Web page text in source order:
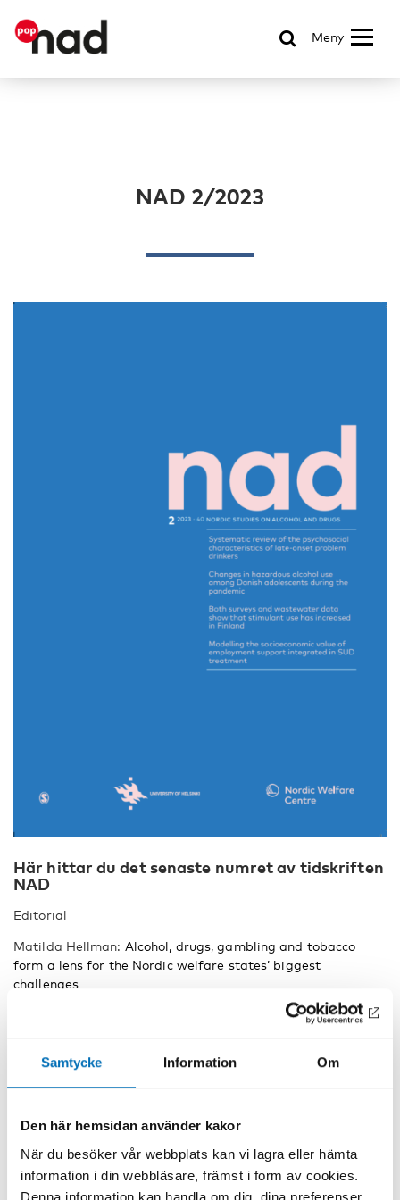
Samtycke Information Om
Den här hemsidan använder kakor
När du besöker vår webbplats kan vi lagra eller hämta
information i din webbläsare, främst i form av cookies.
Denna information kan handla om dig, dina preferenser
Meny
NAD 2/2023
Här hittar du det senaste numret av tidskriften
NAD
Editorial
Matilda Hellman: Alcohol, drugs, gambling and tobacco
form a lens for the Nordic welfare states’ biggest
challenges
Characteristics of People who have Received Treatment for
Late-Onset Problem Drinking and Alcohol Use Disorder: A
Research Report
Lotte Vallentin-Holbech, Sarah W. Feldstein Ewing, Kristine
Thomsen:Hazardous alcohol use among Danish adolescents